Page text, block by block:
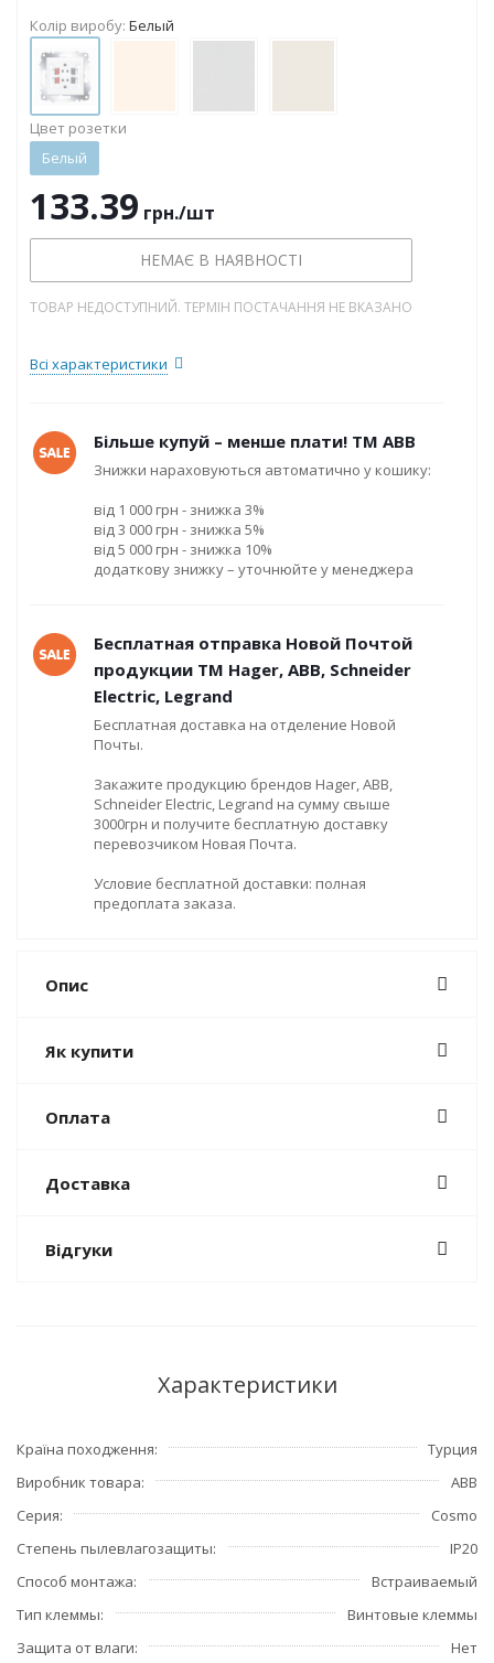
Колір виробу: Белый
Цвет розетки
Белый
133.39 грн./шт
НЕМАЄ В НАЯВНОСТІ
ТОВАР НЕДОСТУПНИЙ. ТЕРМІН ПОСТАЧАННЯ НЕ ВКАЗАНО
Всі характеристики
Більше купуй – менше плати! ТМ ABB
Знижки нараховуються автоматично у кошику:
від 1 000 грн - знижка 3%
від 3 000 грн - знижка 5%
від 5 000 грн - знижка 10%
додаткову знижку – уточнюйте у менеджера
Бесплатная отправка Новой Почтой
продукции ТМ Hager, ABB, Schneider
Electric, Legrand
Бесплатная доставка на отделение Новой
Почты.
Закажите продукцию брендов Hager, ABB,
Schneider Electric, Legrand на сумму свыше
3000грн и получите бесплатную доставку
перевозчиком Новая Почта.
Условие бесплатной доставки: полная
предоплата заказа.
Опис
Як купити
Оплата
Доставка
Відгуки
Характеристики
Країна походження
Турция
Виробник товара
ABB
Серия
Cosmo
Степень пылевлагозащиты
IP20
Способ монтажа
Встраиваемый
Тип клеммы
Винтовые клеммы
Защита от влаги
Нет